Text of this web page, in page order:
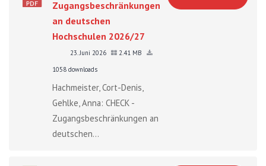
Zugangsbeschränkungen
an deutschen
Hochschulen 2026/27
23. Juni 2026
2.41 MB
1058 downloads
Hachmeister, Cort-Denis,
Gehlke, Anna: CHECK -
Zugangsbeschränkungen an
deutschen...